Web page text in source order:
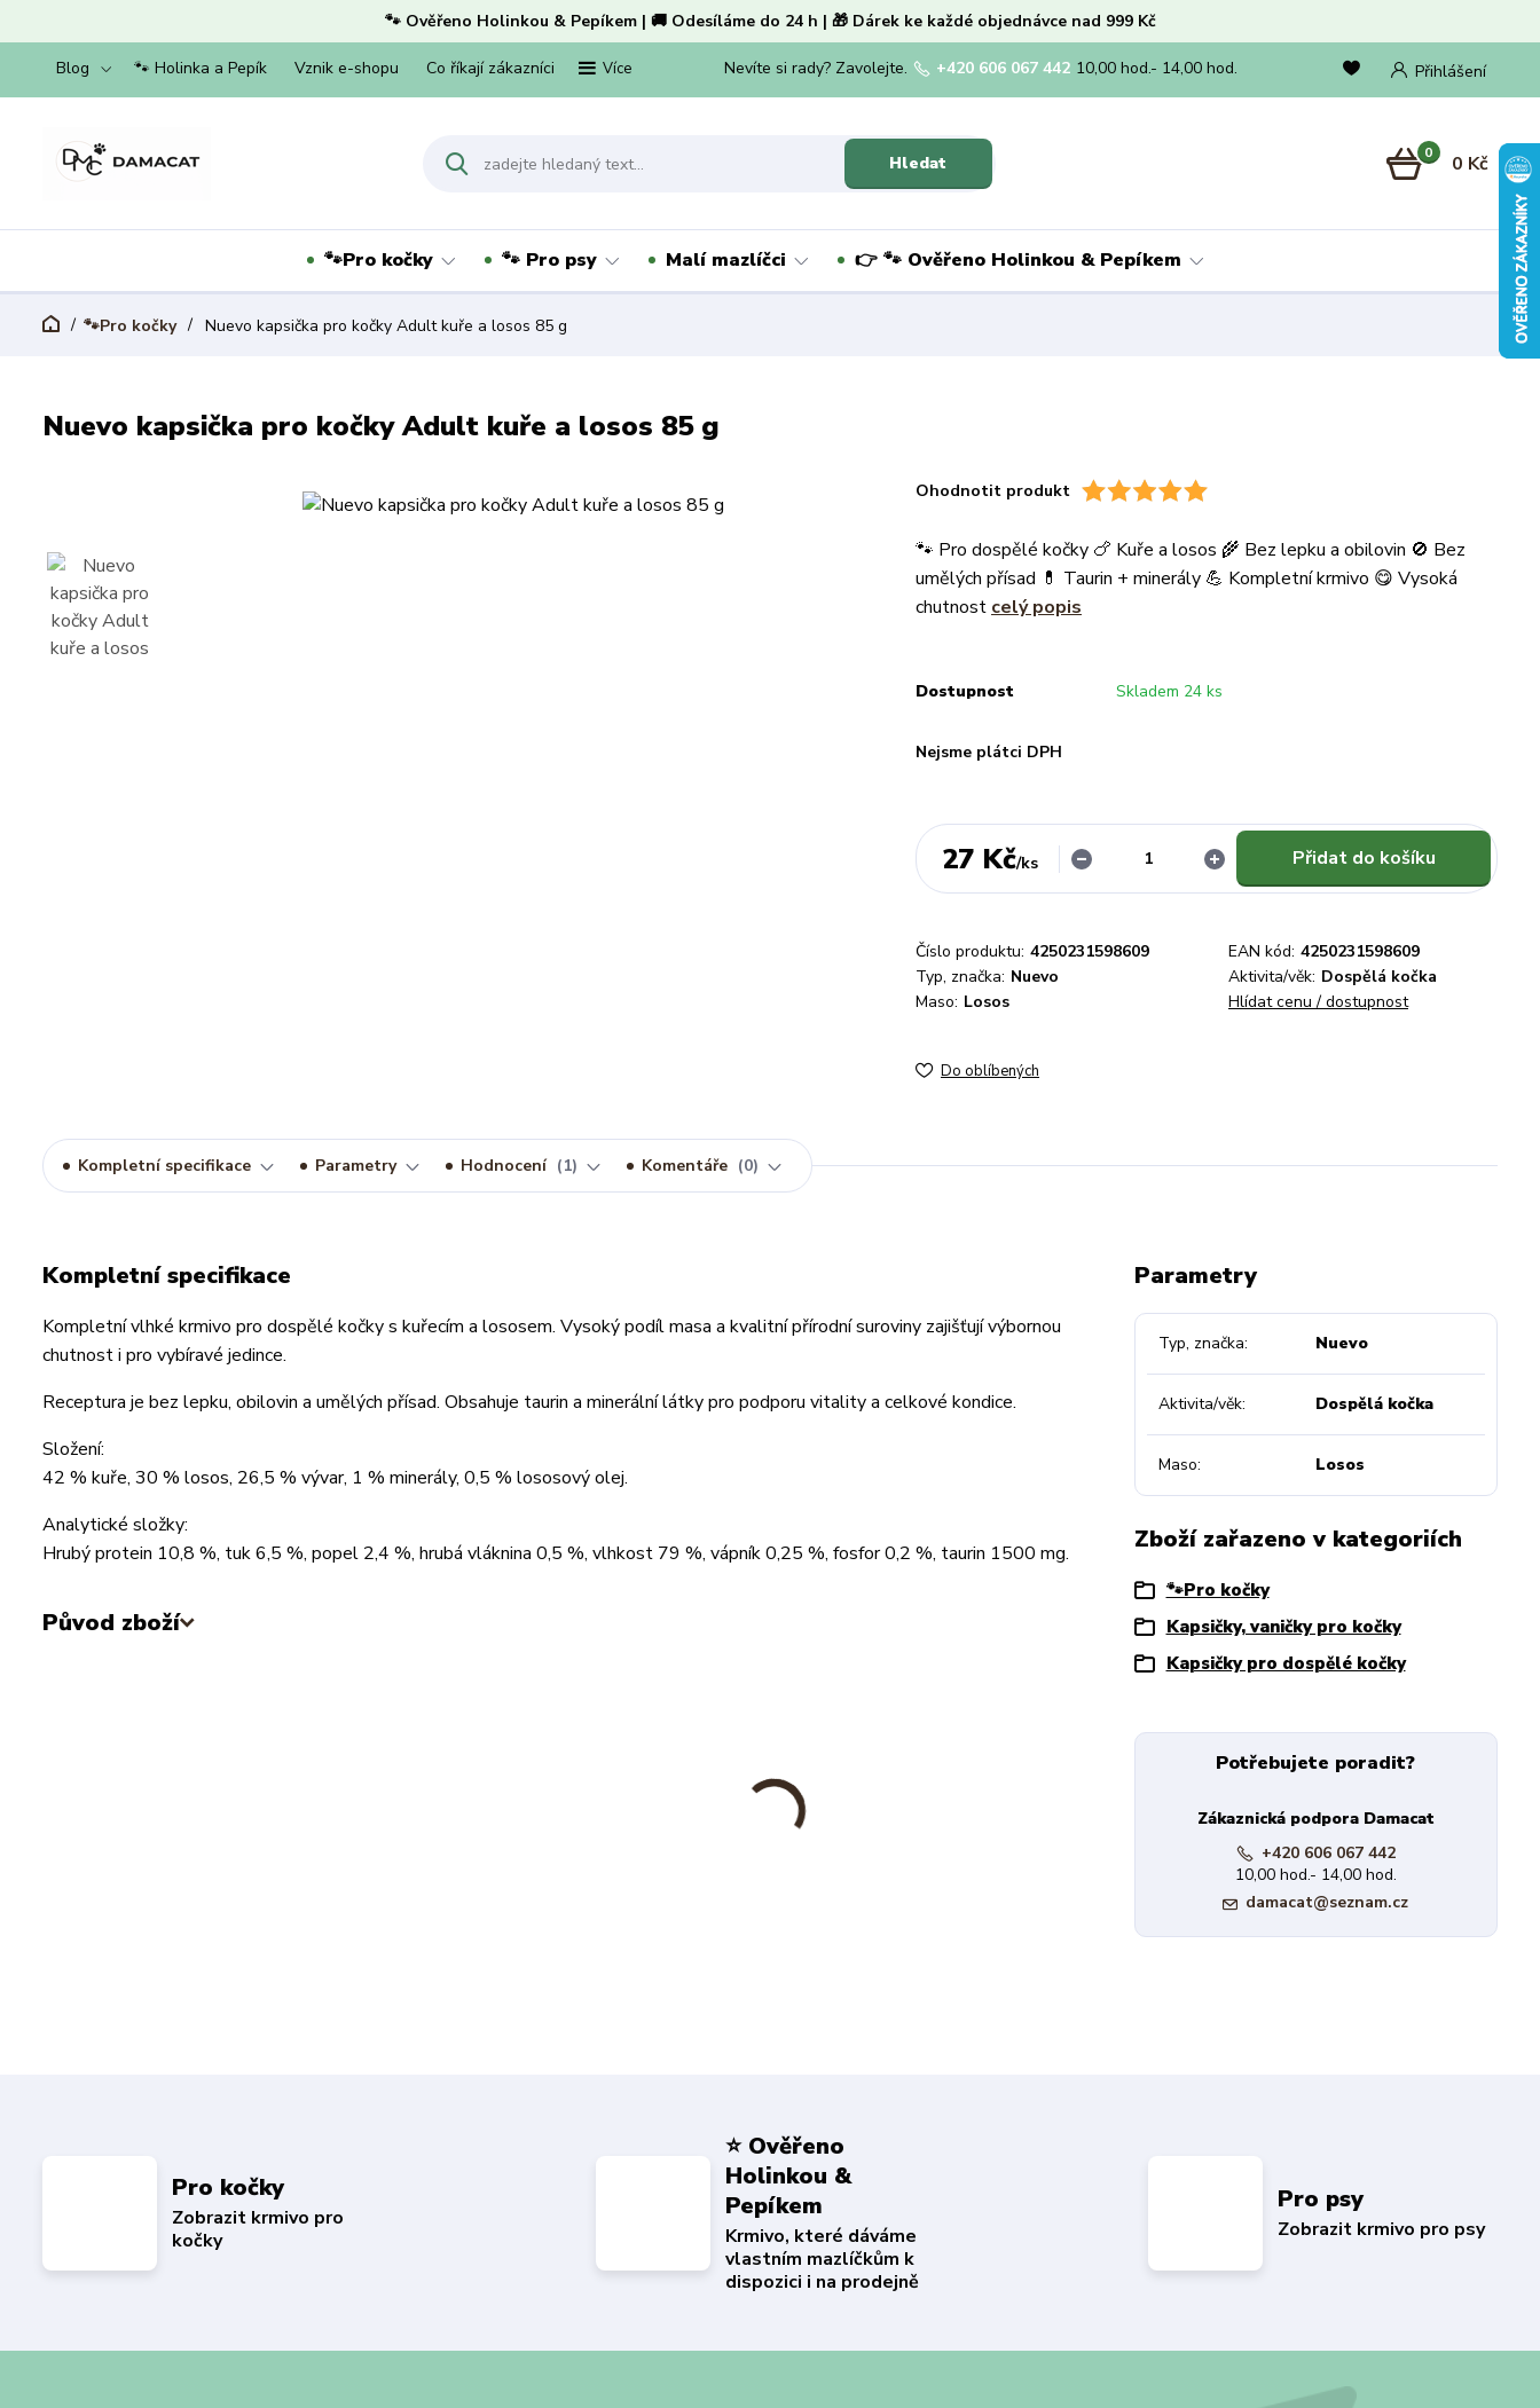
🐾 Ověřeno Holinkou & Pepíkem | 🚚 Odesíláme do 24 h | 🎁 Dárek ke každé objednávce nad 999 Kč
Blog 🐾 Holinka a Pepík Vznik e-shopu Co říkají zákazníci Více Přihlášení
Hledat
Nevíte si rady? Zavolejte. +420 606 067 442 10,00 hod.- 14,00 hod.
0 0 Kč
🐾Pro kočky 🐾 Pro psy Malí mazlíčci 👉 🐾 Ověřeno Holinkou & Pepíkem
🐾Pro kočky Nuevo kapsička pro kočky Adult kuře a losos 85 g
Nuevo kapsička pro kočky Adult kuře a losos 85 g
Ohodnotit produkt
🐾 Pro dospělé kočky 🍗 Kuře a losos 🌾 Bez lepku a obilovin 🚫 Bez
umělých přísad 💊 Taurin + minerály 💪 Kompletní krmivo 😋 Vysoká
chutnost celý popis
Dostupnost Skladem 24 ks
Nejsme plátci DPH
27 Kč/ks Přidat do košíku
Číslo produktu: 4250231598609 EAN kód: 4250231598609
Typ, značka: Nuevo Aktivita/věk: Dospělá kočka
Maso: Losos Hlídat cenu / dostupnost
Do oblíbených
Kompletní specifikace Parametry Hodnocení 1 Komentáře 0
Kompletní specifikace
Kompletní vlhké krmivo pro dospělé kočky s kuřecím a lososem. Vysoký podíl masa a kvalitní přírodní suroviny zajišťují výbornou
chutnost i pro vybíravé jedince.
Receptura je bez lepku, obilovin a umělých přísad. Obsahuje taurin a minerální látky pro podporu vitality a celkové kondice.
Složení:
42 % kuře, 30 % losos, 26,5 % vývar, 1 % minerály, 0,5 % lososový olej.
Analytické složky:
Hrubý protein 10,8 %, tuk 6,5 %, popel 2,4 %, hrubá vláknina 0,5 %, vlhkost 79 %, vápník 0,25 %, fosfor 0,2 %, taurin 1500 mg.
Původ zboží
Parametry
Typ, značka Nuevo
Aktivita/věk Dospělá kočka
Maso Losos
Zboží zařazeno v kategoriích
🐾Pro kočky
Kapsičky, vaničky pro kočky
Kapsičky pro dospělé kočky
Potřebujete poradit?
Zákaznická podpora Damacat
+420 606 067 442
10,00 hod.- 14,00 hod.
damacat@seznam.cz
Pro kočky
Zobrazit krmivo pro
kočky
⭐ Ověřeno
Holinkou &
Pepíkem
Krmivo, které dáváme
vlastním mazlíčkům k
dispozici i na prodejně
Pro psy
Zobrazit krmivo pro psy